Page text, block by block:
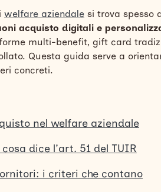
welfare aziendale si trova spesso
acquisto digitali e
multi-benefit, gift card
Questa guida serve a
concreti.
nel welfare aziendale
dice l'art. 51 del TUIR
i criteri che contano